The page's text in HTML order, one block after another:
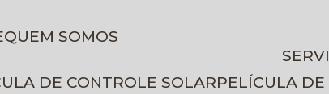
QUEM SOMOS
DE CONTROLE SOLAR
PELÍCULA